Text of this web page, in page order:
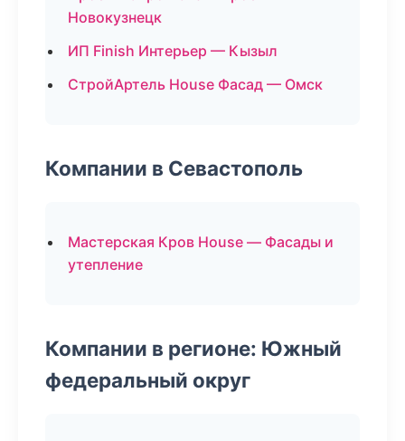
Новокузнецк
ИП Finish Интерьер — Кызыл
СтройАртель House Фасад — Омск
Компании в Севастополь
Мастерская Кров House — Фасады и
утепление
Компании в регионе: Южный
федеральный округ